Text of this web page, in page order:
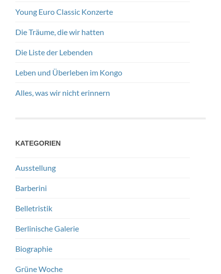
Young Euro Classic Konzerte
Die Träume, die wir hatten
Die Liste der Lebenden
Leben und Überleben im Kongo
Alles, was wir nicht erinnern
KATEGORIEN
Ausstellung
Barberini
Belletristik
Berlinische Galerie
Biographie
Grüne Woche